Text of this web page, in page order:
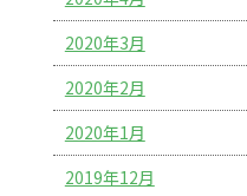
2020年3月
2020年2月
2020年1月
2019年12月